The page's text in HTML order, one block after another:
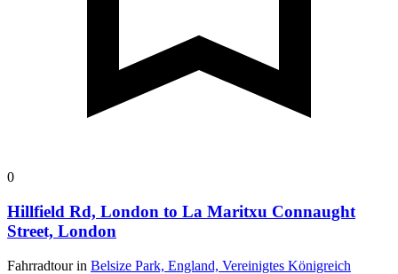
0
Hillfield Rd, London to La Maritxu Connaught
Street, London
Fahrradtour in Belsize Park, England, Vereinigtes Königreich